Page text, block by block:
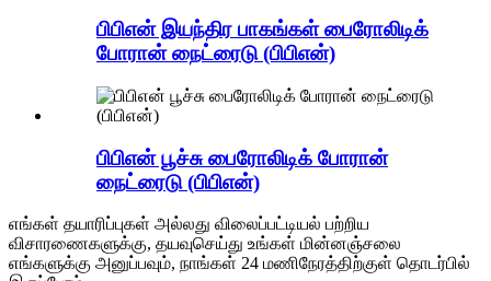
பிபிஎன் இயந்திர பாகங்கள் பைரோலிடிக்
போரான் நைட்ரைடு (பிபிஎன்)
பிபிஎன் பூச்சு பைரோலிடிக் போரான்
நைட்ரைடு (பிபிஎன்)
எங்கள் தயாரிப்புகள் அல்லது விலைப்பட்டியல் பற்றிய
விசாரணைகளுக்கு, தயவுசெய்து உங்கள் மின்னஞ்சலை
எங்களுக்கு அனுப்பவும், நாங்கள் 24 மணிநேரத்திற்குள் தொடர்பில்